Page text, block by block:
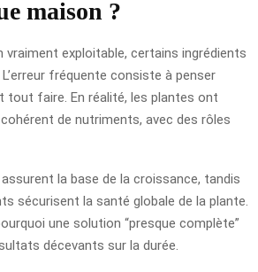
maison ?
vraiment exploitable, certains ingrédients
fréquente consiste à penser
tout faire. En réalité, les plantes ont
de nutriments, avec des rôles
la base de la croissance, tandis
sécurisent la santé globale de la plante.
une solution “presque complète”
décevants sur la durée.